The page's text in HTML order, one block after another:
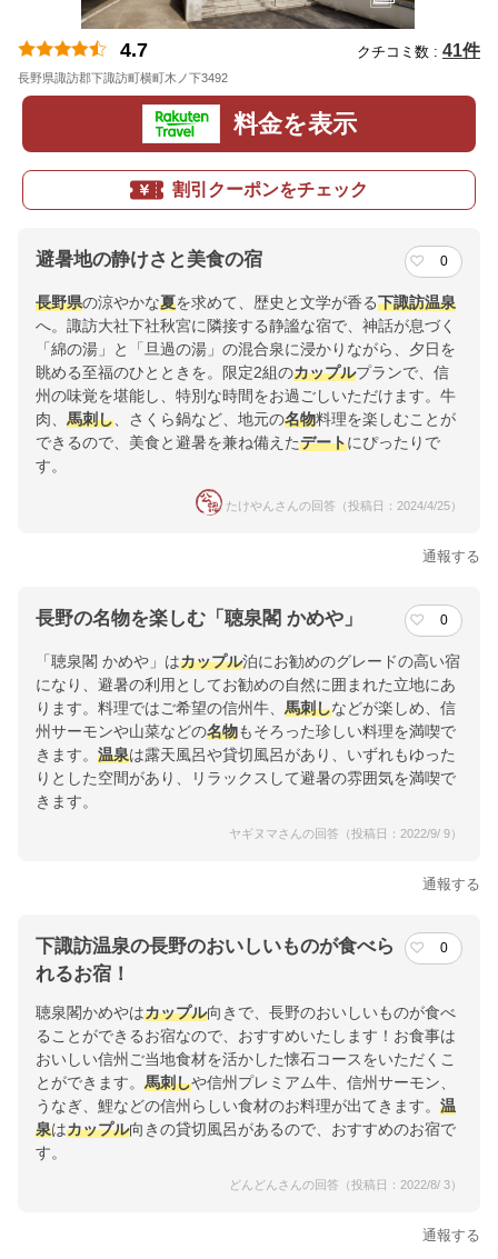
4.7 クチコミ数 : 41件
長野県諏訪郡下諏訪町横町木ノ下3492
料金を表示
割引クーポンをチェック
避暑地の静けさと美食の宿 0
長野県の涼やかな夏を求めて、歴史と文学が香る下諏訪温泉
へ。諏訪大社下社秋宮に隣接する静謐な宿で、神話が息づく
「綿の湯」と「旦過の湯」の混合泉に浸かりながら、夕日を
眺める至福のひとときを。限定2組のカップルプランで、信
州の味覚を堪能し、特別な時間をお過ごしいただけます。牛
肉、 馬刺し 、さくら鍋など、地元の名物料理を楽しむことが
できるので、美食と避暑を兼ね備えたデートにぴったりで
す。
たけやんさんの回答（投稿日：2024/4/25）
通報する
長野の名物を楽しむ「聴泉閣 かめや」 0
「聴泉閣 かめや」はカップル泊にお勧めのグレードの高い宿
になり、避暑の利用としてお勧めの自然に囲まれた立地にあ
ります。料理ではご希望の信州牛、 馬刺しなどが楽しめ、信
州サーモンや山菜などの名物もそろった珍しい料理を満喫で
きます。 温泉は露天風呂や貸切風呂があり、いずれもゆった
りとした空間があり、リラックスして避暑の雰囲気を満喫で
きます。
ヤギヌマさんの回答（投稿日：2022/9/ 9）
通報する
下諏訪温泉の長野のおいしいものが食べら
れるお宿！
0
聴泉閣かめやはカップル向きで、長野のおいしいものが食べ
ることができるお宿なので、おすすめいたします！お食事は
おいしい信州ご当地食材を活かした懐石コースをいただくこ
とができます。 馬刺しや信州プレミアム牛、信州サーモン、
うなぎ、鯉などの信州らしい食材のお料理が出てきます。 温
泉はカップル向きの貸切風呂があるので、おすすめのお宿で
す。
どんどんさんの回答（投稿日：2022/8/ 3）
通報する